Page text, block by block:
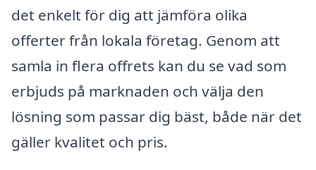
det enkelt för dig att jämföra olika
offerter från lokala företag. Genom att
samla in flera offrets kan du se vad som
erbjuds på marknaden och välja den
lösning som passar dig bäst, både när det
gäller kvalitet och pris.